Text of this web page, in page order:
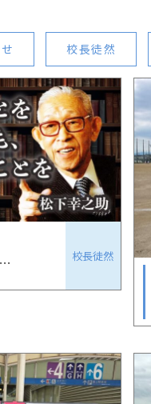
校長徒然
校長徒然